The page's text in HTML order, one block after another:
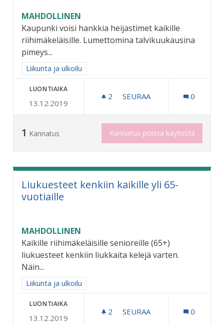
MAHDOLLINEN
Kaupunki voisi hankkia heijastimet kaikille
riihimäkeläisille. Lumettomina talvikuukausina
pimeys...
Rajaa tulokset aihepiirin mukaan: Liikunta ja ulkoilu
Liikunta ja ulkoilu
LUONTIAIKA
13.12.2019
2 2 SEURAAJAA
SEURAA 0
1 Kannatus Kannatus poissa käytöstä
Liukuesteet kenkiin kaikille yli 65-
vuotiaille
MAHDOLLINEN
Kaikille riihimäkeläisille senioreille (65+)
liukuesteet kenkiin liukkaita kelejä varten.
Näin...
Rajaa tulokset aihepiirin mukaan: Liikunta ja ulkoilu
Liikunta ja ulkoilu
LUONTIAIKA
13.12.2019
2 2 SEURAAJAA
SEURAA 0